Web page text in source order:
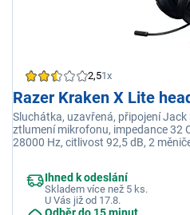
2,51x
Razer Kraken X Lite
Sluchátka, uzavřená, připojení
ztlumení mikrofonu, impedance 32
28000 Hz, citlivost 92,5 dB, 2
Ihned k odeslání
Skladem více než 5 ks.
U Vás již od 17.8.
Odběr do 15 minut